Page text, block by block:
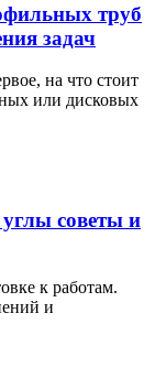
труб
задач
на что стоит
или дисковых
советы и
к работам.
и